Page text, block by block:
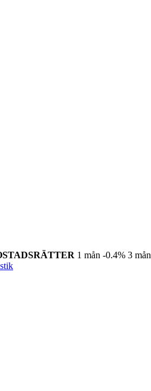
1 mån -0.4% 3 mån